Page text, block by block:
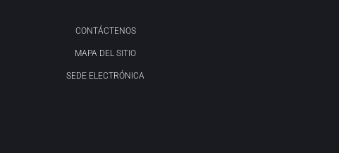
CONTÁCTENOS
MAPA DEL SITIO
SEDE ELECTRÓNICA